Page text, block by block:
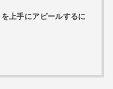
上手にアピールするに